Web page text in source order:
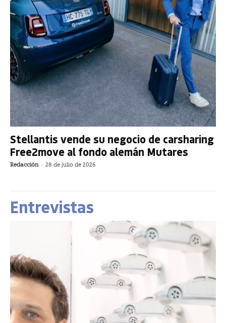
Stellantis vende su negocio de carsharing
Free2move al fondo alemán Mutares
Redacción - 28 de julio de 2026
Entrevistas